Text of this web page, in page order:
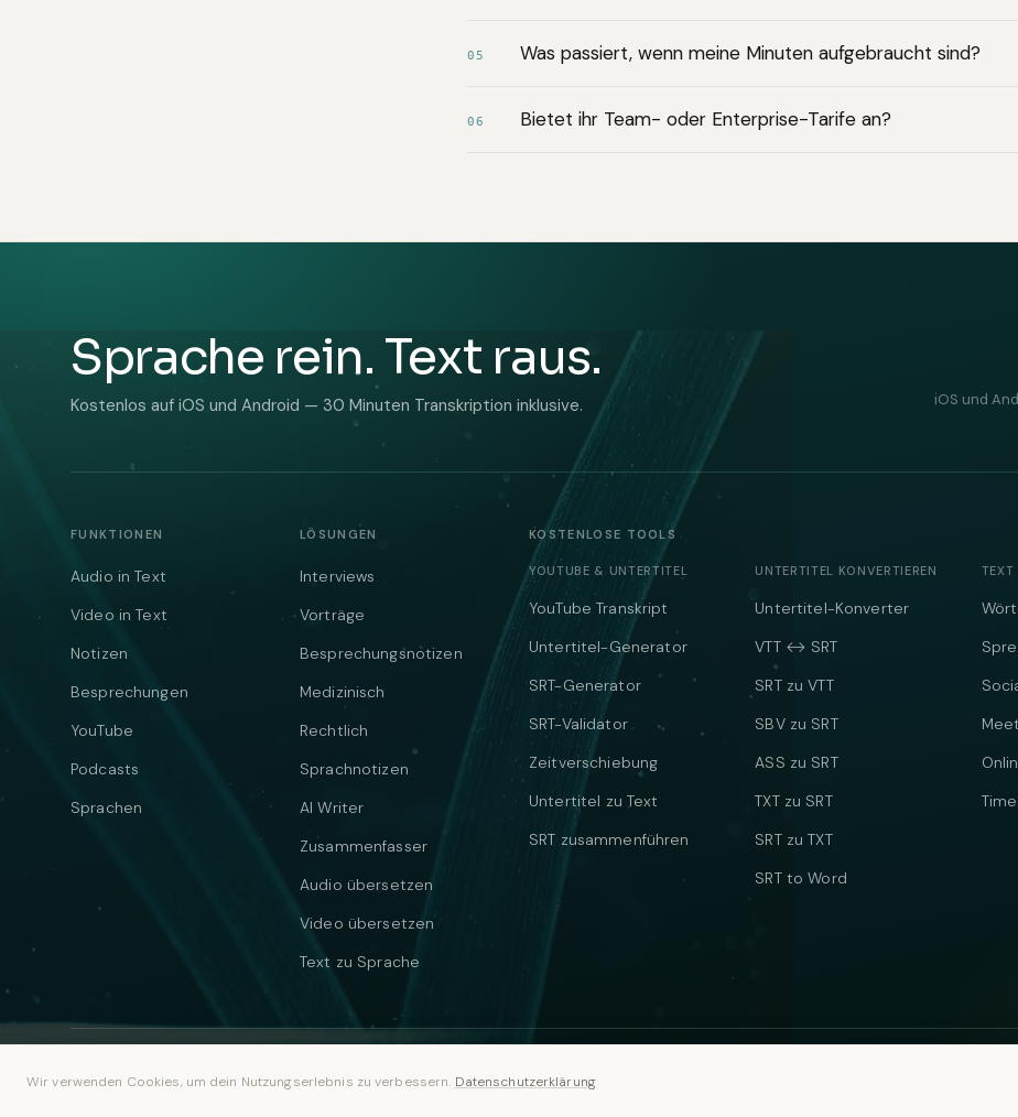
05 Was passiert, wenn meine Minuten aufgebraucht sind?
06 Bietet ihr Team- oder Enterprise-Tarife an?
Sprache rein. Text raus.
Kostenlos auf iOS und Android — 30 Minuten Transkription inklusive. iOS und
FUNKTIONEN
Audio in Text
Video in Text
Notizen
Besprechungen
YouTube
Podcasts
Sprachen
LÖSUNGEN
Interviews
Vorträge
Besprechungsnotizen
Medizinisch
Rechtlich
Sprachnotizen
AI Writer
Zusammenfasser
Audio übersetzen
Video übersetzen
Text zu Sprache
KOSTENLOSE TOOLS
YOUTUBE & UNTERTITEL
YouTube Transkript
Untertitel-Generator
SRT-Generator
SRT-Validator
Zeitverschiebung
Untertitel zu Text
SRT zusammenführen
UNTERTITEL KONVERTIEREN
Untertitel-Konverter
VTT ↔ SRT
SRT zu VTT
SBV zu SRT
ASS zu SRT
TXT zu SRT
SRT zu TXT
SRT to Word
Wir verwenden Cookies, um dein Nutzungserlebnis zu verbessern. Datenschutzerklärung